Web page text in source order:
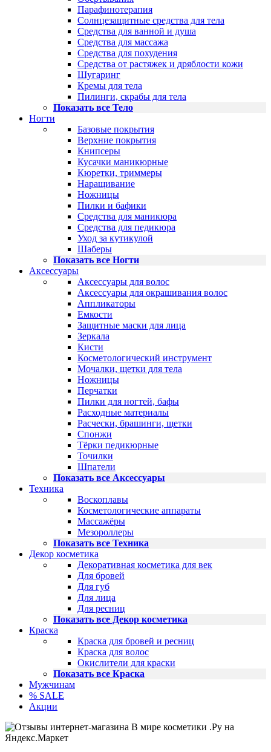
Парафинотерапия
Солнцезащитные средства для тела
Средства для ванной и душа
Средства для массажа
Средства для похудения
Средства от растяжек и дряблости кожи
Шугаринг
Кремы для тела
Пилинги, скрабы для тела
Показать все Тело
Ногти
Базовые покрытия
Верхние покрытия
Книпсеры
Кусачки маникюрные
Кюретки, триммеры
Наращивание
Ножницы
Пилки и бафики
Средства для маникюра
Средства для педикюра
Уход за кутикулой
Шаберы
Показать все Ногти
Аксессуары
Аксессуары для волос
Аксессуары для окрашивания волос
Аппликаторы
Емкости
Защитные маски для лица
Зеркала
Кисти
Косметологический инструмент
Мочалки, щетки для тела
Ножницы
Перчатки
Пилки для ногтей, бафы
Расходные материалы
Расчески, брашинги, щетки
Спонжи
Тёрки педикюрные
Точилки
Шпатели
Показать все Аксессуары
Техника
Воскоплавы
Косметологические аппараты
Массажёры
Мезороллеры
Показать все Техника
Декор косметика
Декоративная косметика для век
Для бровей
Для губ
Для лица
Для ресниц
Показать все Декор косметика
Краска
Краска для бровей и ресниц
Краска для волос
Окислители для краски
Показать все Краска
Мужчинам
% SALE
Акции